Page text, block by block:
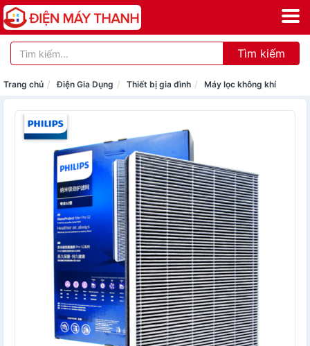
Tìm kiếm
Trang chủ Điện Gia Dụng Thiết bị gia đình Máy lọc không khí